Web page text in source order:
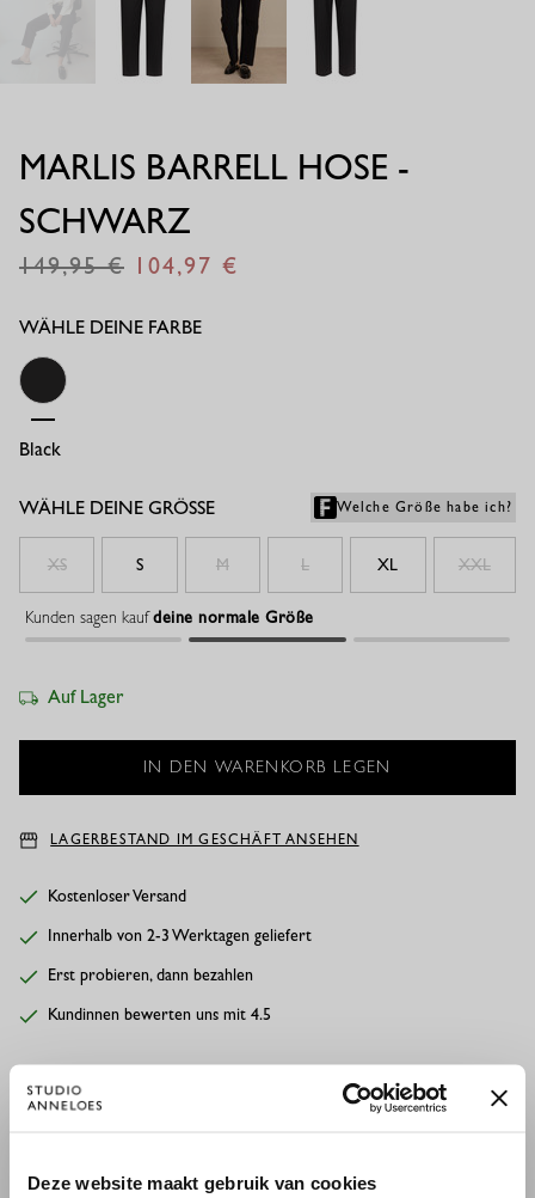
Deze website maakt gebruik van cookies
MARLIS BARRELL HOSE -
SCHWARZ
149,95 104,97
WÄHLE DEINE FARBE
Black
WÄHLE DEINE GRÖSSE Welche Größe habe ich?
XS S M L XL XXL
Kunden sagen kaufdeine normale Größe
Auf Lager
LAGERBESTAND IM GESCHÄFT ANSEHEN
Kostenloser Versand
Innerhalb von 2-3 Werktagen geliefert
Erst probieren, dann bezahlen
Kundinnen bewerten uns mit 4.5
BESCHREIBUNG
Unsere Marlis Barell Hose verleiht deinem Look sofort eine